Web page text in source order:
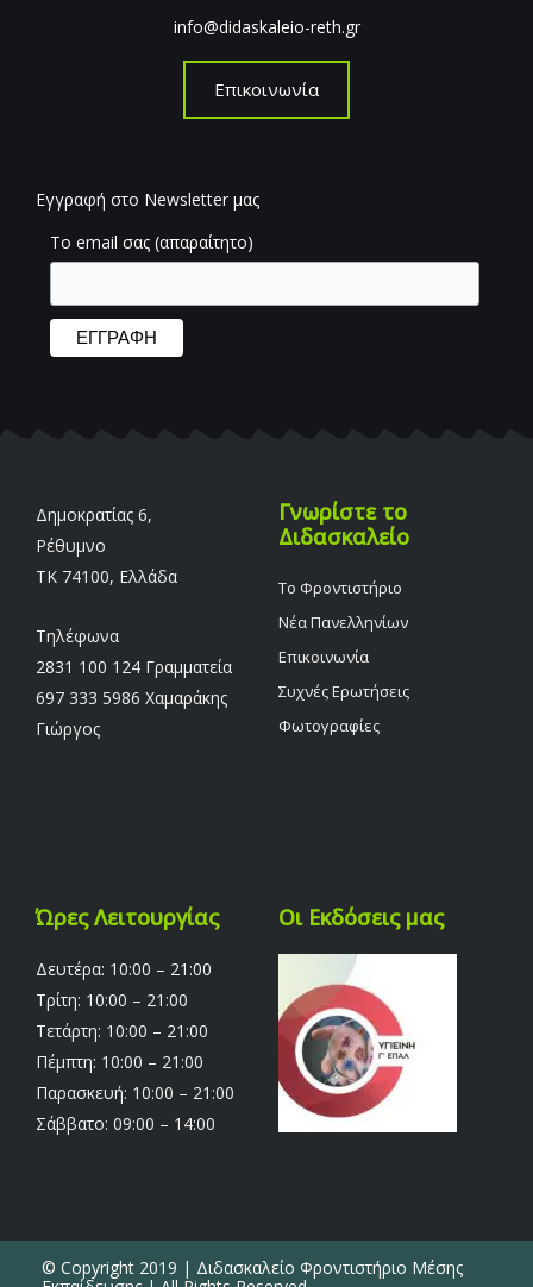
info@didaskaleio-reth.gr
Επικοινωνία
Εγγραφή στο Newsletter μας
Το email σας (απαραίτητο)
Δημοκρατίας 6,
Ρέθυμνο
TK 74100, Ελλάδα
Τηλέφωνα
2831 100 124 Γραμματεία
697 333 5986 Χαμαράκης
Γιώργος
Γνωρίστε το
Διδασκαλείο
Το Φροντιστήριο
Νέα Πανελληνίων
Επικοινωνία
Συχνές Ερωτήσεις
Φωτογραφίες
Ώρες Λειτουργίας
Δευτέρα: 10:00 – 21:00
Τρίτη: 10:00 – 21:00
Τετάρτη: 10:00 – 21:00
Πέμπτη: 10:00 – 21:00
Παρασκευή: 10:00 – 21:00
Σάββατο: 09:00 – 14:00
Οι Εκδόσεις μας
© Copyright 2019 | Διδασκαλείο Φροντιστήριο Μέσης